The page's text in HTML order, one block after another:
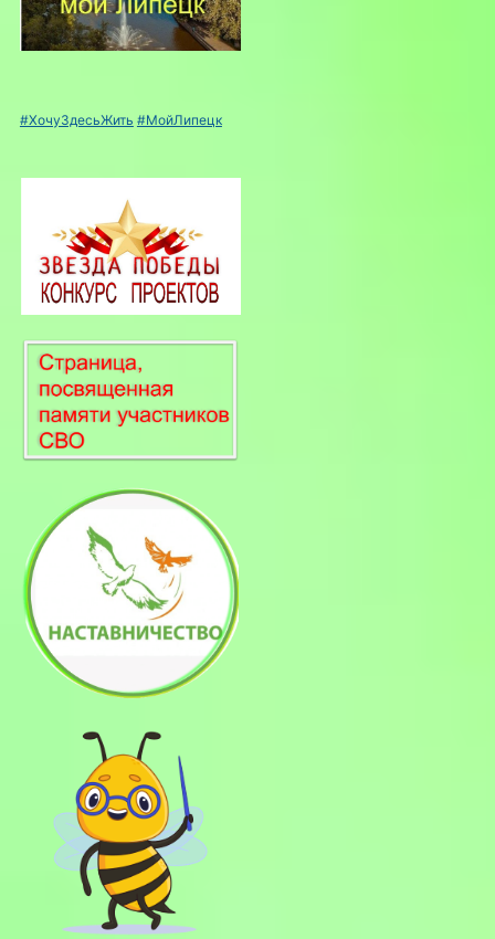
#ХочуЗдесьЖить #МойЛипецк